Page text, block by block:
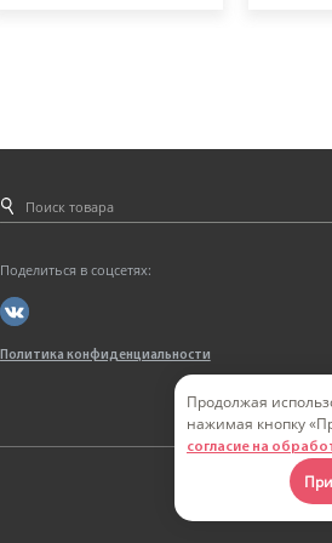
Поделиться в соцсетях:
Политика конфиденциальности
Продолжая
нажимая кнопку
согласие на